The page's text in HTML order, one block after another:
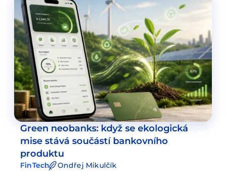
Green neobanks: když se ekologická
mise stává součástí bankovního
produktu
FinTech Ondřej Mikulčík